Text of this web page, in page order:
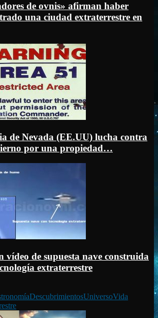
de ovnis» afirman haber
una ciudad extraterrestre en
de Nevada (EE.UU) lucha contra
por una propiedad…
vídeo de supuesta nave construida
extraterrestre
DescubrimientosUniversoVida